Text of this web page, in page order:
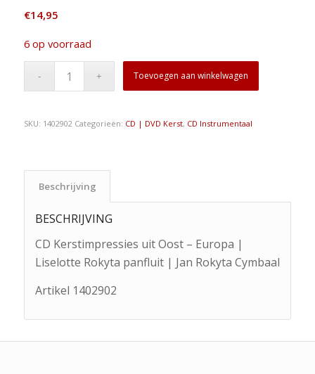
€14,95
6 op voorraad
Toevoegen aan winkelwagen
SKU: 1402902 Categorieën: CD | DVD Kerst, CD Instrumentaal
Beschrijving
BESCHRIJVING
CD Kerstimpressies uit Oost – Europa |
Liselotte Rokyta panfluit | Jan Rokyta Cymbaal
Artikel 1402902